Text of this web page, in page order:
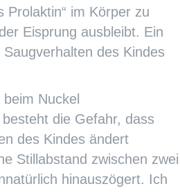
Prolaktin“ im Körper zu
Eisprung ausbleibt. Ein
des Kindes
Nuckel
die Gefahr, dass
des Kindes ändert
Stillabstand zwischen zwei
hinauszögert. Ich